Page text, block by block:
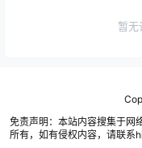
暂无
免责声明：本站内容搜集于网
所有，如有侵权内容，请联